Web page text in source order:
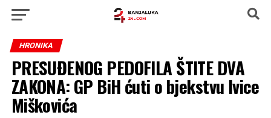
HRONIKA
PRESUĐENOG PEDOFILA ŠTITE DVA
ZAKONA: GP BiH ćuti o bjekstvu Ivice
Miškovića